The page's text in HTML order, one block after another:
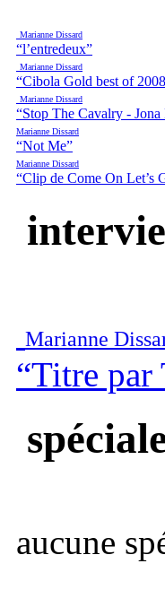
Marianne Dissard
“l’entredeux”
Marianne Dissard
“Cibola Gold best of
Marianne Dissard
“Stop The Cavalry -
Marianne Dissard
“Not Me”
Marianne Dissard
“Clip de Come On Let’s
Marianne
“Titre par
aucune